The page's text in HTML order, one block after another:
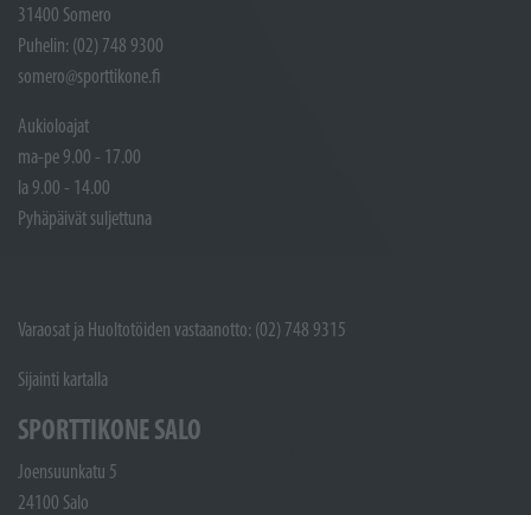
31400 Somero
Puhelin: (02) 748 9300
somero@sporttikone.fi
Aukioloajat
ma-pe 9.00 - 17.00
la 9.00 - 14.00
Pyhäpäivät suljettuna
Varaosat ja Huoltotöiden vastaanotto: (02) 748 9315
Sijainti kartalla
SPORTTIKONE SALO
Joensuunkatu 5
24100 Salo